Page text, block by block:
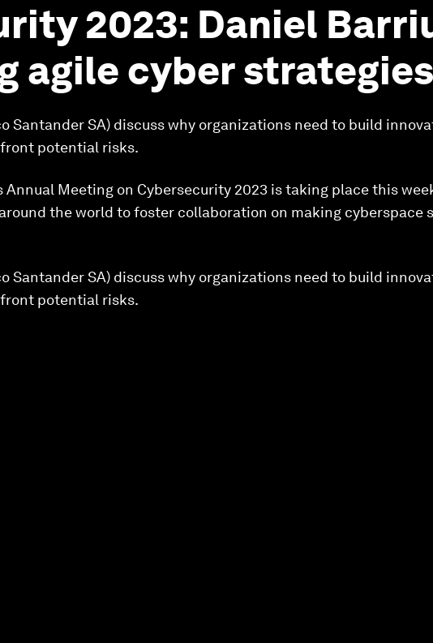
2023: Daniel
agile cyber strategies
Santander SA) discuss why organizations need to build
potential risks.
Annual Meeting on Cybersecurity 2023 is taking place this
the world to foster collaboration on making cyberspace
Santander SA) discuss why organizations need to build
potential risks.